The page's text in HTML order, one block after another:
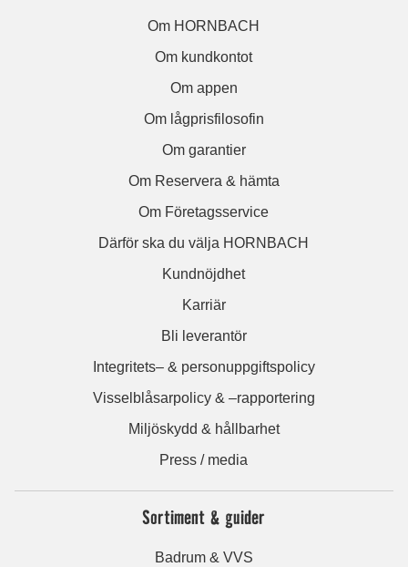
Om HORNBACH
Om kundkontot
Om appen
Om lågprisfilosofin
Om garantier
Om Reservera & hämta
Om Företagsservice
Därför ska du välja HORNBACH
Kundnöjdhet
Karriär
Bli leverantör
Integritets– & personuppgiftspolicy
Visselblåsarpolicy & –rapportering
Miljöskydd & hållbarhet
Press / media
Sortiment & guider
Badrum & VVS